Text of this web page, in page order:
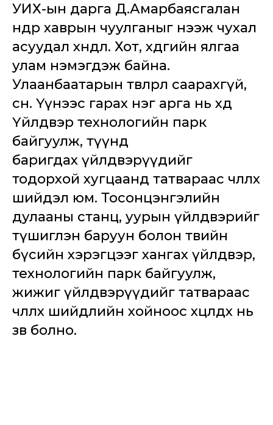
УИХ-ын дарга Д.Амарбаясгалан
өнөөдөр хаврын чуулганыг нээж чухал
асуудал хөндлөө. Хот, хөдөөгийн ялгаа
улам нэмэгдэж байна.
Улаанбаатарын төвлөрөл саарахгүй,
өснө. Үүнээс гарах нэг арга нь хөдөө
Үйлдвэр технологийн парк
байгуулж, түүнд
баригдах үйлдвэрүүдийг
тодорхой хугцаанд татвараас чөлөөлөх
шийдэл юм. Тосонцэнгэлийн
дулааны станц, уурын үйлдвэрийг
түшиглэн баруун болон төвийн
бүсийн хэрэгцээг хангах үйлдвэр,
технологийн парк байгуулж,
жижиг үйлдвэрүүдийг татвараас
чөлөөлөх шийдлийн хойноос хөөцөлдөх нь
зөв болно.